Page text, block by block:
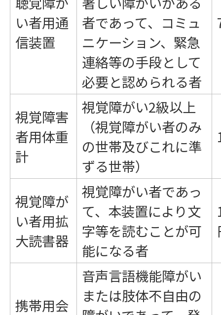
い者用通
信装置
者であって、コミュ
ニケーション、緊急
連絡等の手段として
必要と認められる者
視覚障害
者用体重
計
視覚障がい2級以上
（視覚障がい者のみ
の世帯及びこれに準
ずる世帯）
視覚障が
い者用拡
大読書器
視覚障がい者であっ
て、本装置により文
字等を読むことが可
能になる者
携帯用会
音声言語機能障がい
または肢体不自由の